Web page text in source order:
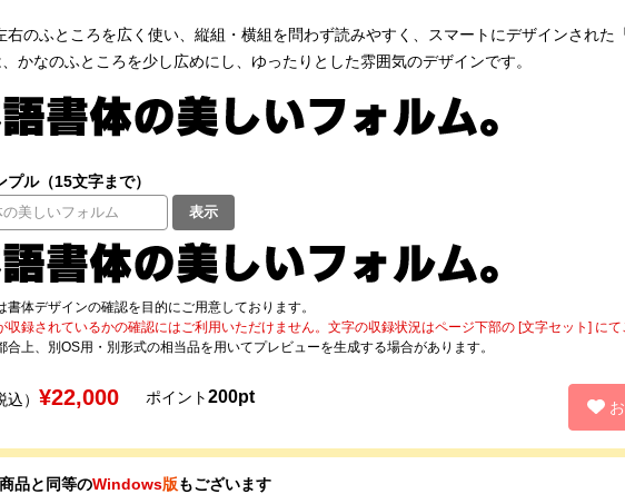
右のふところを広く使い、縦組・横組を問わず読みやすく、スマートにデザインされた
、かなのふところを少し広めにし、ゆったりとした雰囲気のデザインです。
プル（15文字まで）
表示
書体デザインの確認を目的にご用意しております。
収録されているかの確認にはご利用いただけません。文字の収録状況はページ下部の [文字セット] にて
上、別OS用・別形式の相当品を用いてプレビューを生成する場合があります。
） ¥22,000 ポイント200pt
品と同等のWindows版もございます